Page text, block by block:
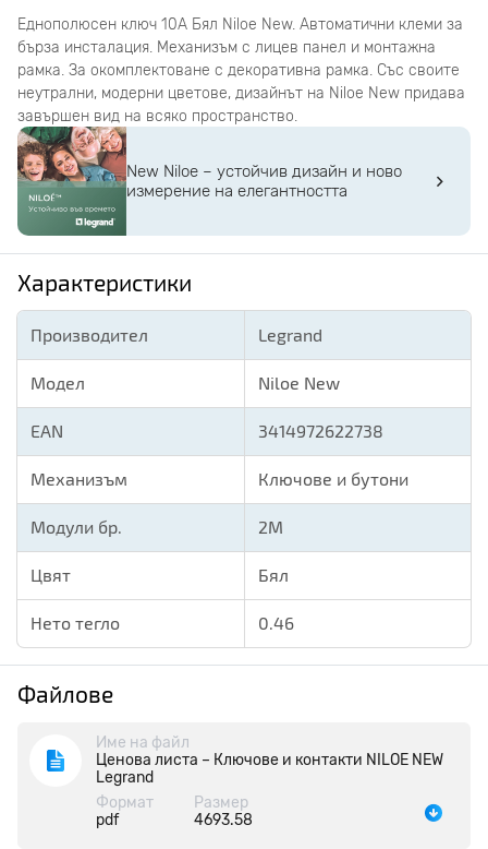
Еднополюсен ключ 10A Бял Niloe New. Автоматични клеми за
бърза инсталация. Механизъм с лицев панел и монтажна
рамка. За окомплектоване с декоративна рамка. Със своите
неутрални, модерни цветове, дизайнът на Niloe New придава
завършен вид на всяко пространство.
New Niloe – устойчив дизайн и ново
измерение на елегантността
Характеристики
Производител Legrand
Модел Niloe New
EAN 3414972622738
Механизъм Ключове и бутони
Модули бр. 2M
Цвят Бял
Нето тегло 0.46
Файлове
Име на файл
Ценова листа – Ключове и контакти NILOE NEW
Legrand
Формат
pdf
Размер
4693.58